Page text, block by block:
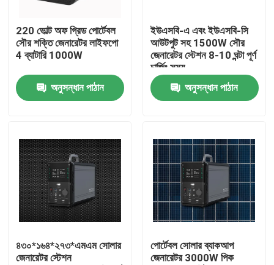
কারখানা ভ্রমণ
মান নিয়ন্ত্রণ
আমাদের সাথে যোগাযোগ করুন
খবর
সোলার জেনারেটর স্টেশন
পোর্টেবল পাওয়ার স্টেশন জেনারেটর
সোলার প্যানেল জেনারেটর
220 ভোল্ট অফ গ্রিড পোর্টেবল
সৌর শক্তি জেনারেটর লাইফপো
4 ব্যাটারি 1000W
অনুসন্ধান পাঠান
ইউএসবি-এ এবং ইউএসবি-সি
আউটপুট সহ 1500W সৌর
জেনারেটর স্টেশন 8-10 ঘন্টা পূর্ণ
চার্জিং সময়
অনুসন্ধান পাঠান
৪৩০*১৬৪*২৭৩*এমএম সোলার
জেনারেটর স্টেশন
পোর্টেবল সোলার ব্যাকআপ
জেনারেটর 3000W পিক